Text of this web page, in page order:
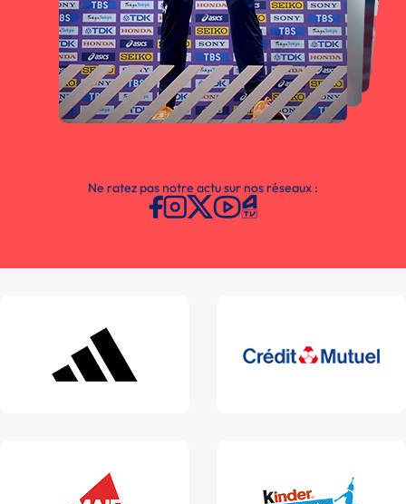
Ne ratez pas notre actu sur nos réseaux :